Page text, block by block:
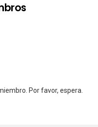
Por favor, espera.